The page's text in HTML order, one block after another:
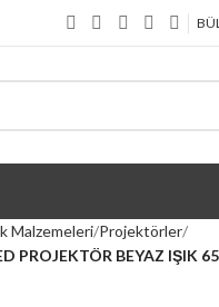
Malzemeleri Projektörler
PROJEKTÖR BEYAZ IŞIK